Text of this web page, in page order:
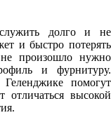
долго и не
и быстро потерять
произошло нужно
и фурнитуру.
помогут
отличаться высокой